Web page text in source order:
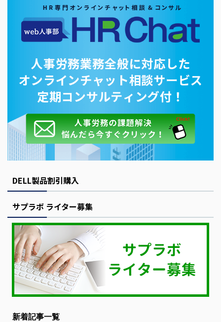
DELL製品割引購入
サプラボ ライター募集
新着記事一覧